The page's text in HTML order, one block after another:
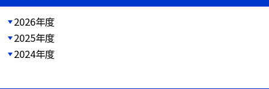
2026年度
2025年度
2024年度